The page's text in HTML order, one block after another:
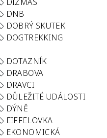
DNB
DOBRÝ SKUTEK
DOGTREKKING
DOTAZNÍK
DRABOVA
DRAVCI
DŮLEŽITÉ UDÁLOSTI
DÝNĚ
EIFFELOVKA
EKONOMICKÁ